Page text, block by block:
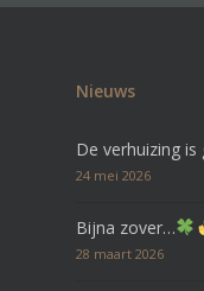
Nieuws
De verhuizing
24 mei 2026
Bijna zover…
28 maart 2026